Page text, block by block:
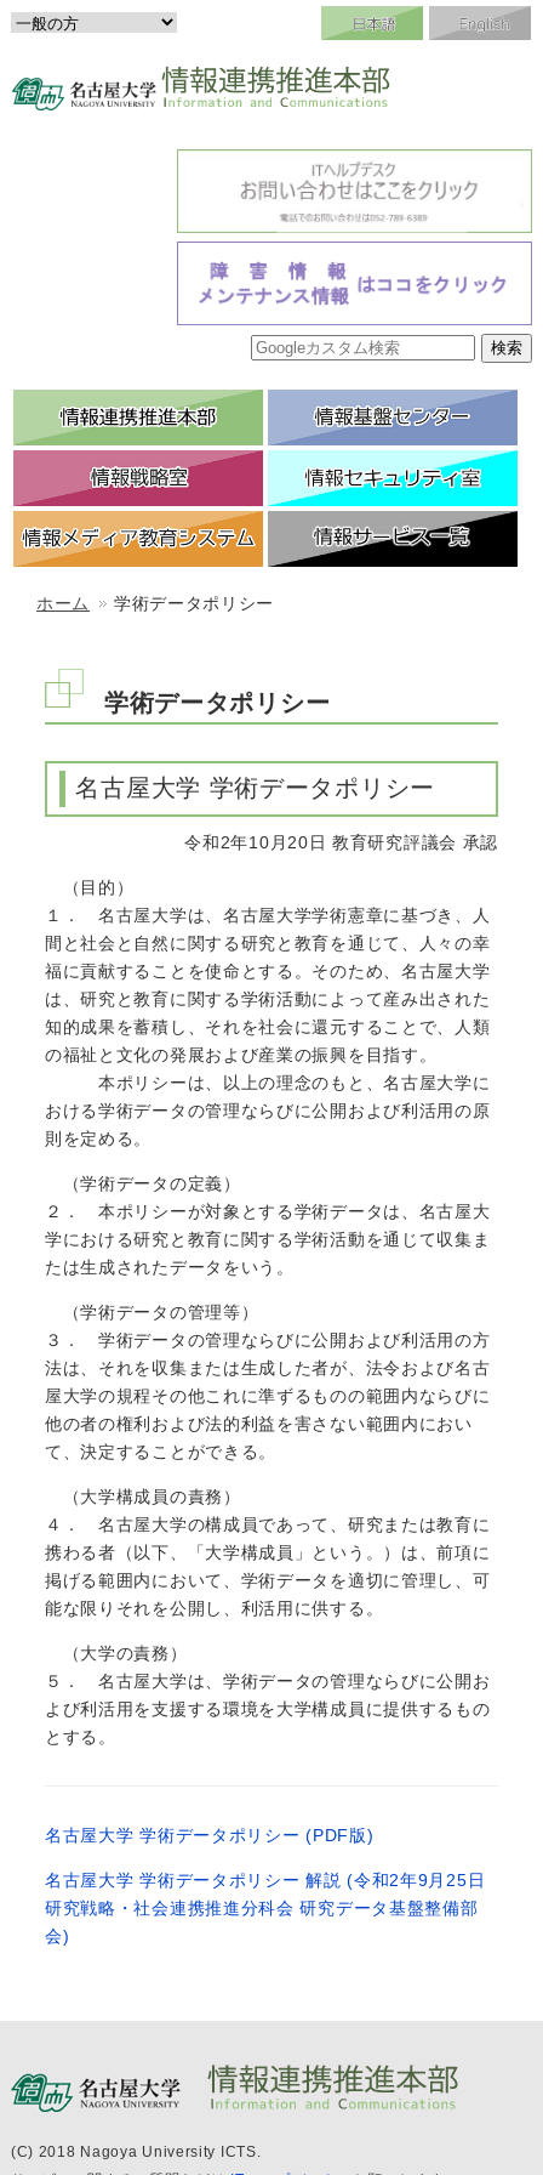
ホーム 学術データポリシー
学術データポリシー
名古屋大学 学術データポリシー
令和2年10月20日 教育研究評議会 承認
（目的）
１． 名古屋大学は、名古屋大学学術憲章に基づき、人
間と社会と自然に関する研究と教育を通じて、人々の幸
福に貢献することを使命とする。そのため、名古屋大学
は、研究と教育に関する学術活動によって産み出された
知的成果を蓄積し、それを社会に還元することで、人類
の福祉と文化の発展および産業の振興を目指す。
本ポリシーは、以上の理念のもと、名古屋大学に
おける学術データの管理ならびに公開および利活用の原
則を定める。
（学術データの定義）
２． 本ポリシーが対象とする学術データは、名古屋大
学における研究と教育に関する学術活動を通じて収集ま
たは生成されたデータをいう。
（学術データの管理等）
３． 学術データの管理ならびに公開および利活用の方
法は、それを収集または生成した者が、法令および名古
屋大学の規程その他これに準ずるものの範囲内ならびに
他の者の権利および法的利益を害さない範囲内におい
て、決定することができる。
（大学構成員の責務）
４． 名古屋大学の構成員であって、研究または教育に
携わる者（以下、「大学構成員」という。）は、前項に
掲げる範囲内において、学術データを適切に管理し、可
能な限りそれを公開し、利活用に供する。
（大学の責務）
５． 名古屋大学は、学術データの管理ならびに公開お
よび利活用を支援する環境を大学構成員に提供するもの
とする。
名古屋大学 学術データポリシー (PDF版)
名古屋大学 学術データポリシー 解説 (令和2年9月25日
研究戦略・社会連携推進分科会 研究データ基盤整備部
会)
(C) 2018 Nagoya University ICTS.